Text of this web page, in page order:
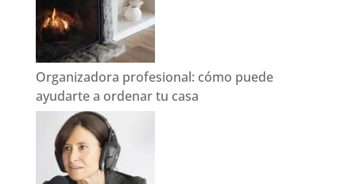
Organizadora profesional: cómo puede
ayudarte a ordenar tu casa